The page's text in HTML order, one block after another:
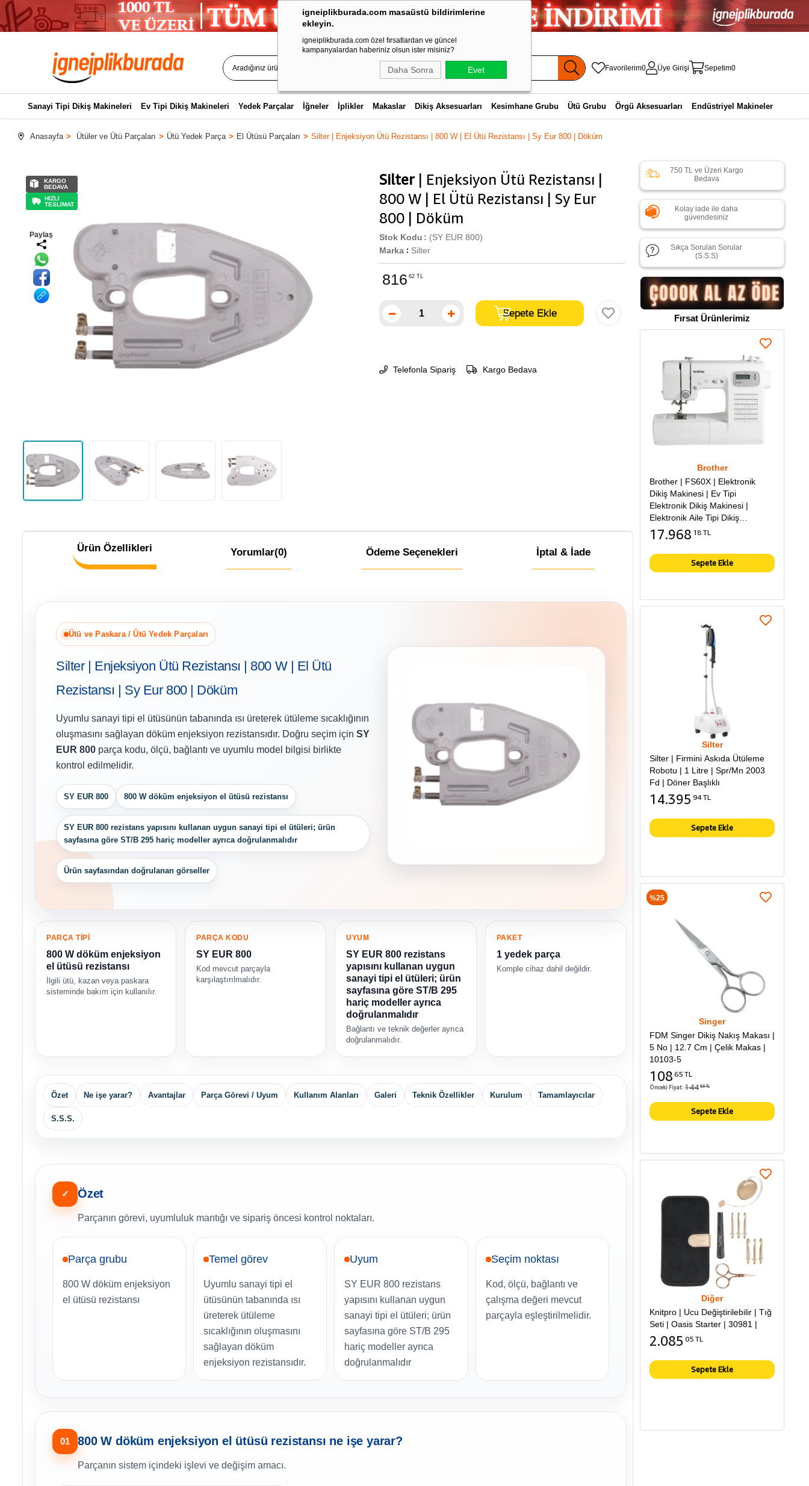
igneiplikburada.com masaüstü bildirimlerine
ekleyin.
igneiplikburada.com özel fırsatlardan ve güncel
kampanyalardan haberiniz olsun ister misiniz?
Daha Sonra Evet Favorilerim0 Üye Girişi Sepetim0
Sanayi Tipi Dikiş Makineleri Ev Tipi Dikiş Makineleri Yedek Parçalar İğneler İplikler Makaslar Dikiş Aksesuarları Kesimhane Grubu Ütü Grubu Örgü Aksesuarları Endüstriyel Makineler
Anasayfa Ütüler ve Ütü Parçaları Ütü Yedek Parça El Ütüsü Parçaları Silter | Enjeksiyon Ütü Rezistansı | 800 W | El Ütü Rezistansı | Sy Eur 800 | Döküm
KARGO
BEDAVA
HIZLI
TESLİMAT
Paylaş
Silter | Enjeksiyon Ütü Rezistansı |
800 W | El Ütü Rezistansı | Sy Eur
800 | Döküm
(SY EUR 800)
Stok Kodu
Marka : Silter
816 62 TL
Telefonla Sipariş Kargo Bedava
Ürün Özellikleri Yorumlar(0) Ödeme Seçenekleri İptal & İade
Ütü ve Paskara / Ütü Yedek Parçaları
Silter | Enjeksiyon Ütü Rezistansı | 800 W | El Ütü
Rezistansı | Sy Eur 800 | Döküm
Uyumlu sanayi tipi el ütüsünün tabanında ısı üreterek ütüleme sıcaklığının
oluşmasını sağlayan döküm enjeksiyon rezistansıdır. Doğru seçim için SY
EUR 800 parça kodu, ölçü, bağlantı ve uyumlu model bilgisi birlikte
kontrol edilmelidir.
SY EUR 800 800 W döküm enjeksiyon el ütüsü rezistansı
SY EUR 800 rezistans yapısını kullanan uygun sanayi tipi el ütüleri; ürün
sayfasına göre ST/B 295 hariç modeller ayrıca doğrulanmalıdır
Ürün sayfasından doğrulanan görseller
PARÇA TİPİ
800 W döküm enjeksiyon
el ütüsü rezistansı
İlgili ütü, kazan veya paskara
sisteminde bakım için kullanılır.
PARÇA KODU
SY EUR 800
Kod mevcut parçayla
karşılaştırılmalıdır.
UYUM
SY EUR 800 rezistans
yapısını kullanan uygun
sanayi tipi el ütüleri; ürün
sayfasına göre ST/B 295
hariç modeller ayrıca
doğrulanmalıdır
Bağlantı ve teknik değerler ayrıca
doğrulanmalıdır.
PAKET
1 yedek parça
Komple cihaz dahil değildir.
Özet Ne işe yarar? Avantajlar Parça Görevi / Uyum Kullanım Alanları Galeri Teknik Özellikler Kurulum Tamamlayıcılar
S.S.S.
✓ Özet
Parçanın görevi, uyumluluk mantığı ve sipariş öncesi kontrol noktaları.
Parça grubu
800 W döküm enjeksiyon
el ütüsü rezistansı
Temel görev
Uyumlu sanayi tipi el
ütüsünün tabanında ısı
üreterek ütüleme
sıcaklığının oluşmasını
sağlayan döküm
enjeksiyon rezistansıdır.
Uyum
SY EUR 800 rezistans
yapısını kullanan uygun
sanayi tipi el ütüleri; ürün
sayfasına göre ST/B 295
hariç modeller ayrıca
doğrulanmalıdır
Seçim noktası
Kod, ölçü, bağlantı ve
çalışma değeri mevcut
parçayla eşleştirilmelidir.
01 800 W döküm enjeksiyon el ütüsü rezistansı ne işe yarar?
Parçanın sistem içindeki işlevi ve değişim amacı.
750 TL ve Üzeri Kargo
Bedava
Kolay iade ile daha
güvendesiniz
Sıkça Sorulan Sorular
(S.S.S)
Fırsat Ürünlerimiz
Brother
Brother | FS60X | Elektronik
Dikiş Makinesi | Ev Tipi
Elektronik Dikiş Makinesi |
Elektronik Aile Tipi Dikiş
Makinesi
17.968 18 TL
Sepete Ekle
Silter
Silter | Firmini Askıda Ütüleme
Robotu | 1 Litre | Spr/Mn 2003
Fd | Döner Başlıklı
14.395 94 TL
Sepete Ekle
Singer
FDM Singer Dikiş Nakış Makası |
5 No | 12.7 Cm | Çelik Makas |
10103-5
108 65 TL
Önceki Fiyat:144 86 TL
Sepete Ekle
%25
Diğer
Knitpro | Ucu Değiştirilebilir | Tığ
Seti | Oasis Starter | 30981 |
2.085 05 TL
Sepete Ekle